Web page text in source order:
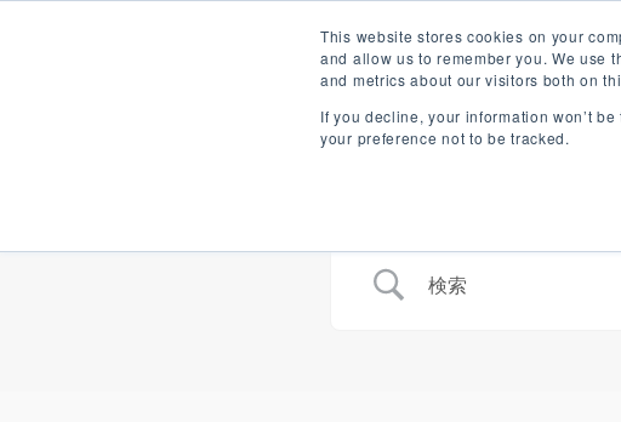
This website stores cookies on your
and allow us to remember you. We use
and metrics about our visitors both on
If you decline, your information won’t
your preference not to be tracked.
GD.findiが解決できる課題 製品紹介